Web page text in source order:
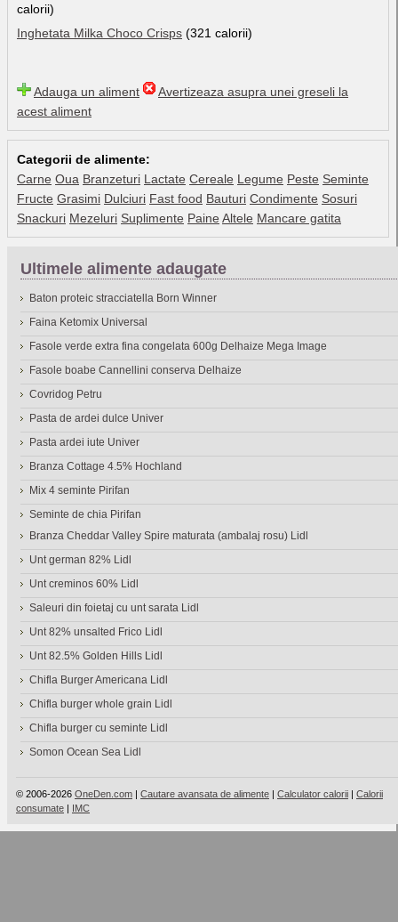
calorii)
Inghetata Milka Choco Crisps (321 calorii)
Adauga un aliment
Avertizeaza asupra unei greseli la
acest aliment
Categorii de alimente:
Carne Oua Branzeturi Lactate Cereale Legume Peste Seminte
Fructe Grasimi Dulciuri Fast food Bauturi Condimente Sosuri
Snackuri Mezeluri Suplimente Paine Altele Mancare gatita
Ultimele alimente adaugate
Baton proteic stracciatella Born Winner
Faina Ketomix Universal
Fasole verde extra fina congelata 600g Delhaize Mega Image
Fasole boabe Cannellini conserva Delhaize
Covridog Petru
Pasta de ardei dulce Univer
Pasta ardei iute Univer
Branza Cottage 4.5% Hochland
Mix 4 seminte Pirifan
Seminte de chia Pirifan
Branza Cheddar Valley Spire maturata (ambalaj rosu) Lidl
Unt german 82% Lidl
Unt creminos 60% Lidl
Saleuri din foietaj cu unt sarata Lidl
Unt 82% unsalted Frico Lidl
Unt 82.5% Golden Hills Lidl
Chifla Burger Americana Lidl
Chifla burger whole grain Lidl
Chifla burger cu seminte Lidl
Somon Ocean Sea Lidl
© 2006-2026 OneDen.com | Cautare avansata de alimente | Calculator calorii | Calorii
consumate | IMC